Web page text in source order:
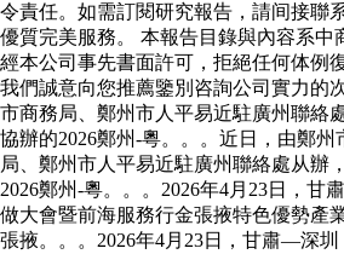
令責任。如需訂閱研究報告，請间接聯
優質完美服務。 本報告目錄與內容系中
經本公司事先書面許可，拒絕任何体例
我們誠意向您推薦鑒別咨詢公司實力的
市商務局、鄭州市人平易近駐廣州聯絡
協辦的2026鄭州-粵。。。近日，由鄭
局、鄭州市人平易近駐廣州聯絡處从辦
2026鄭州-粵。。。2026年4月23日，甘
做大會暨前海服務行金張掖特色優勢產
張掖。。。2026年4月23日，甘肅—深